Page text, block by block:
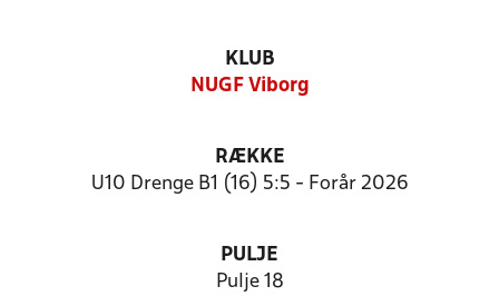
KLUB
NUGF Viborg
RÆKKE
U10 Drenge B1 (16) 5:5 - Forår 2026
PULJE
Pulje 18